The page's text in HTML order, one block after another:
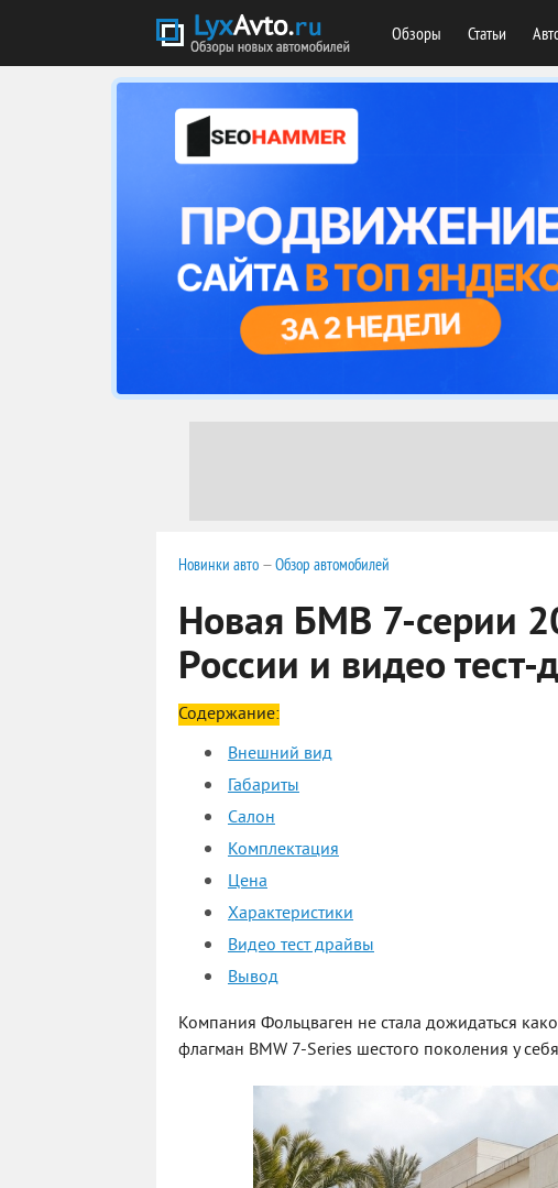
Обзоры Статьи
Новинки авто —Обзор автомобилей
Новая БМВ 7-серии
России и видео
Содержание:
Внешний вид
Габариты
Салон
Комплектация
Цена
Характеристики
Видео тест драйвы
Вывод
Компания Фольцваген не стала дожидаться
флагман BMW 7-Series шестого поколения у